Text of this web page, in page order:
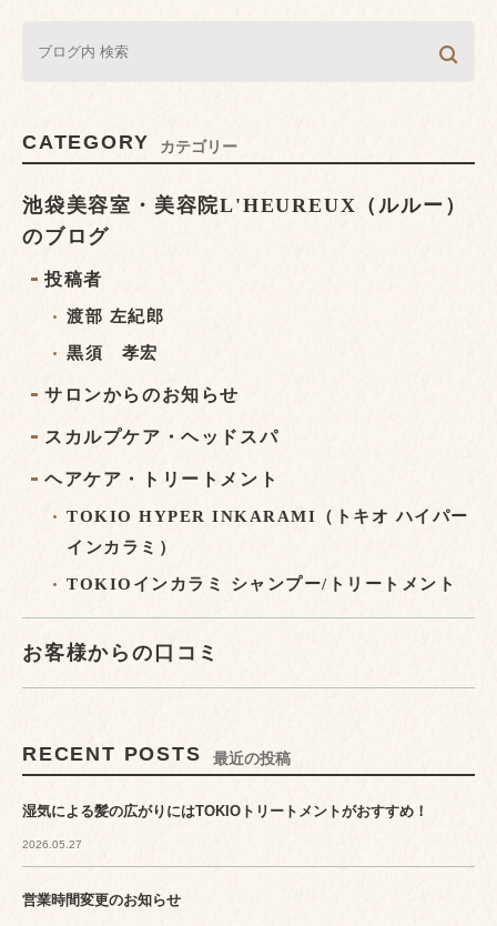
CATEGORY カテゴリー
池袋美容室・美容院L'HEUREUX（ルルー）
のブログ
投稿者
渡部 左紀郎
黒須 孝宏
サロンからのお知らせ
スカルプケア・ヘッドスパ
ヘアケア・トリートメント
TOKIO HYPER INKARAMI（トキオ ハイパー
インカラミ）
TOKIOインカラミ シャンプー/トリートメント
お客様からの口コミ
RECENT POSTS 最近の投稿
湿気による髪の広がりにはTOKIOトリートメントがおすすめ！
2026.05.27
営業時間変更のお知らせ